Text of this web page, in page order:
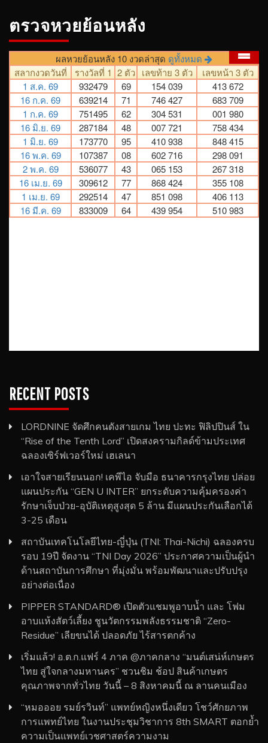
ตรวจหวยย้อนหลัง
RECENT POSTS
LORDNINE จัดศึกคนดังสายเกม ไทย ปะทะ ฟิลิปปินส์ ใน
“Rise of the Tenth Lord” เปิดสงครามกิลด์ข้ามประเทศ
ฉลองเซิร์ฟเวอร์ใหม่ เฮเลนา
เอาใจสายเรียนนอก! เคพีไอ จับมือ ธนาคารกรุงไทย ปล่อย
แผนประกัน “GEN U INTER” ยกระดับความคุ้มครองค่า
รักษาเจ็บป่วย-อุบัติเหตุสูงสุด 5 ล้าน มีแผนประกันเลือกได้
3-25 เดือน
สถาบันเทคโนโลยีไทย-ญี่ปุ่น (TNI: Thai-Nichi) ฉลองครบ
รอบ 19ปี จัดงาน “TNI Day 2026” ประกาศความเป็นผู้นำ
ด้านสถาบันการศึกษา ที่มุ่งมั่น พร้อมพัฒนาและปรับปรุง
อย่างต่อเนื่อง
PIPPER STANDARD® เปิดตัวแชมพูอาบน้ำ และ โฟม
อาบแห้งสัตว์เลี้ยง ชูนวัตกรรมพลังธรรมชาติ “Zero-
Residue” เลียขนได้ ปลอดภัย ไร้สารตกค้าง
เริ่มแล้ว! อ.ต.ก.แฟร์ 4 ภาค @ภาคกลาง “มนต์เสน่ห์เกษตร
ไทย สู่ใจกลางมหานคร” ชวนชิม ช้อป สินค้าเกษตร
คุณภาพจากทั่วไทย วันนี้ – 8 สิงหาคมนี้ ณ ลานคนเมือง
“หมอออย รมย์รวินท์” แพทย์หญิงหนึ่งเดียว โชว์ศักยภาพ
การแพทย์ไทย ในงานประชุมวิชาการ 8th SMART ตอกย้ำ
ความเป็นแพทย์เวชศาสตร์ความงาม